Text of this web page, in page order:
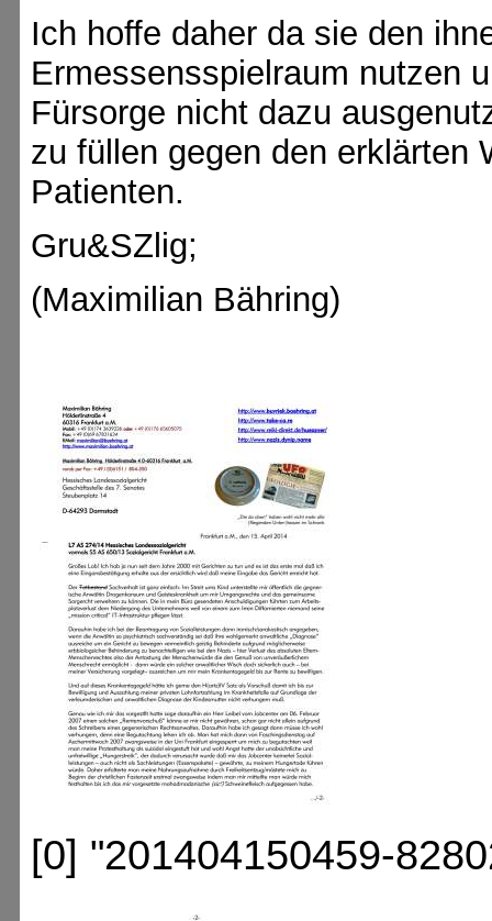
Ich hoffe daher da sie den
Ermessensspielraum nutzen
Fürsorge nicht dazu
zu füllen gegen den erklärten
Patienten.
Gru&SZlig;
(Maximilian Bähring)
[0] "201404150459-